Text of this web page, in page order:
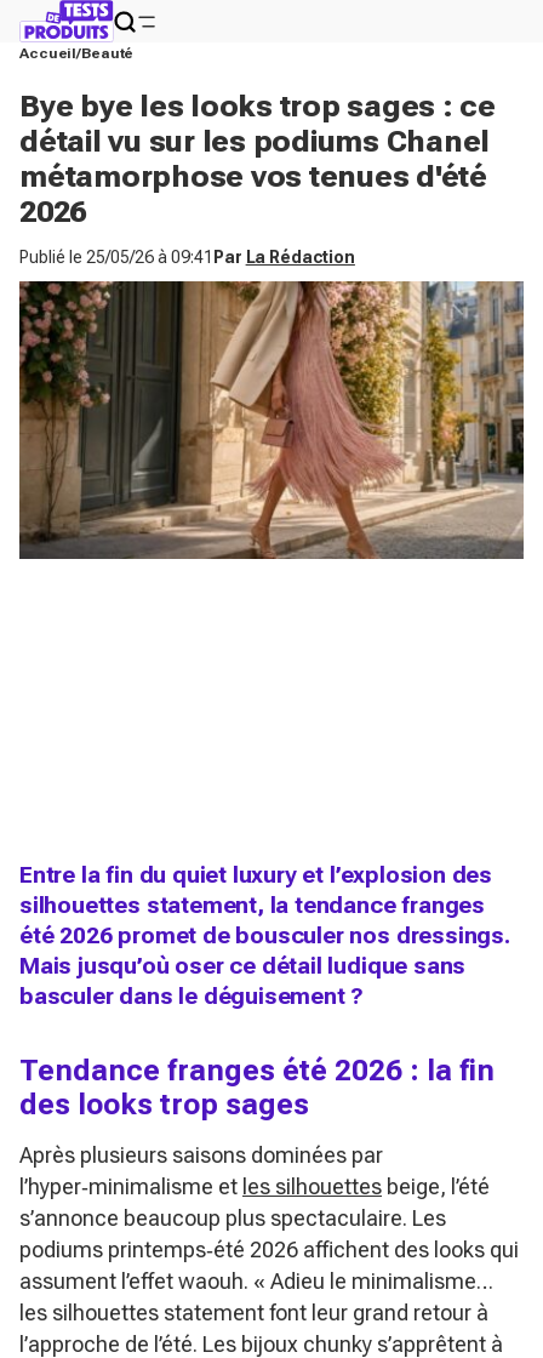
Accueil Beauté
Bye bye les looks trop sages : ce
détail vu sur les podiums Chanel
métamorphose vos tenues d'été
2026
Publié le 25/05/26 à 09:41 Par La Rédaction
Entre la fin du quiet luxury et l’explosion des
silhouettes statement, la tendance franges
été 2026 promet de bousculer nos dressings.
Mais jusqu’où oser ce détail ludique sans
basculer dans le déguisement ?
Tendance franges été 2026 : la fin
des looks trop sages
Après plusieurs saisons dominées par
l’hyper‑minimalisme et les silhouettes beige, l’été
s’annonce beaucoup plus spectaculaire. Les
podiums printemps‑été 2026 affichent des looks qui
assument l’effet waouh. « Adieu le minimalisme…
les silhouettes statement font leur grand retour à
l’approche de l’été. Les bijoux chunky s’apprêtent à